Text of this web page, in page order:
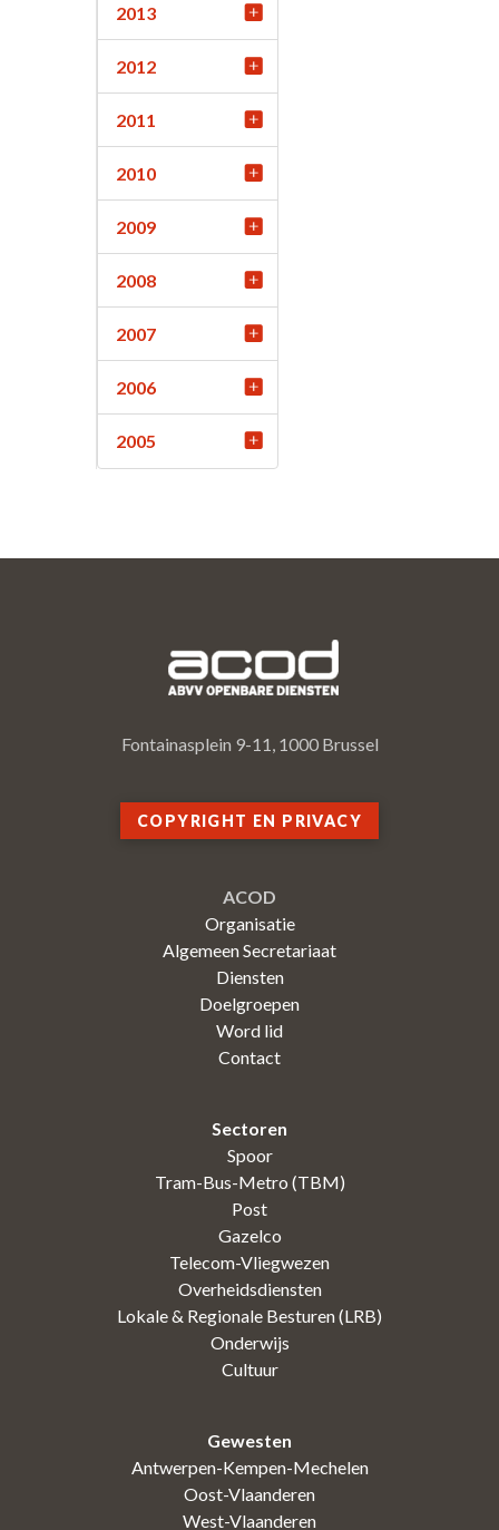
2013
2012
2011
2010
2009
2008
2007
2006
2005
Fontainasplein 9-11, 1000 Brussel
COPYRIGHT EN PRIVACY
ACOD
Organisatie
Algemeen Secretariaat
Diensten
Doelgroepen
Word lid
Contact
Sectoren
Spoor
Tram-Bus-Metro (TBM)
Post
Gazelco
Telecom-Vliegwezen
Overheidsdiensten
Lokale & Regionale Besturen (LRB)
Onderwijs
Cultuur
Gewesten
Antwerpen-Kempen-Mechelen
Oost-Vlaanderen
West-Vlaanderen